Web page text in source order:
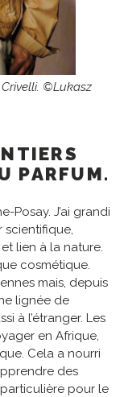
©Lukasz
PARFUM.
Posay. J’ai grandi
scientifique,
lien à la nature.
cosmétique.
mais, depuis
lignée de
à l’étranger. Les
en Afrique,
Cela a nourri
des
pour le